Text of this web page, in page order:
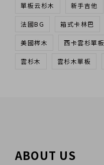
單板云杉木 新手吉他
法國BG 箱式卡林巴
美國梣木 西卡雲杉單板
雲杉木 雲杉木單板
ABOUT US